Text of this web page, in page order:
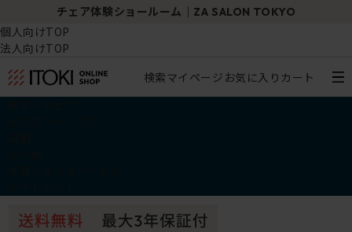
『SHIGA・vertebra03』青山ポップアップ
個人向けTOP
法人向けTOP
検索マイページ お気に入り カート